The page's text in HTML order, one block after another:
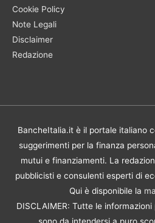
Cookie Policy
Note Legali
Disclaimer
Redazione
BancheItalia.it è il portale italiano
suggerimenti per la finanza
mutui e finanziamenti. La
pubblicisti e consulenti esperti di
Qui è disponibile la
DISCLAIMER: Tutte le
sono da intendersi a puro